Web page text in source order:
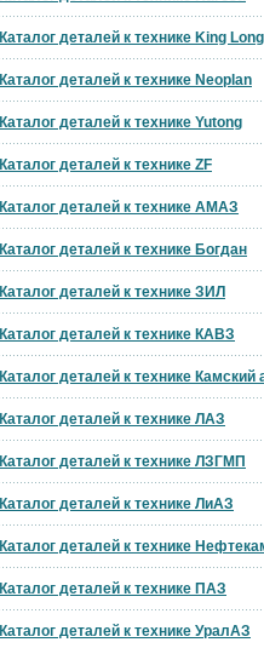
Каталог деталей к технике King Long
Каталог деталей к технике Neoplan
Каталог деталей к технике Yutong
Каталог деталей к технике ZF
Каталог деталей к технике АМАЗ
Каталог деталей к технике Богдан
Каталог деталей к технике ЗИЛ
Каталог деталей к технике КАВЗ
Каталог деталей к технике Камский
Каталог деталей к технике ЛАЗ
Каталог деталей к технике ЛЗГМП
Каталог деталей к технике ЛиАЗ
Каталог деталей к технике
Каталог деталей к технике ПАЗ
Каталог деталей к технике УралАЗ